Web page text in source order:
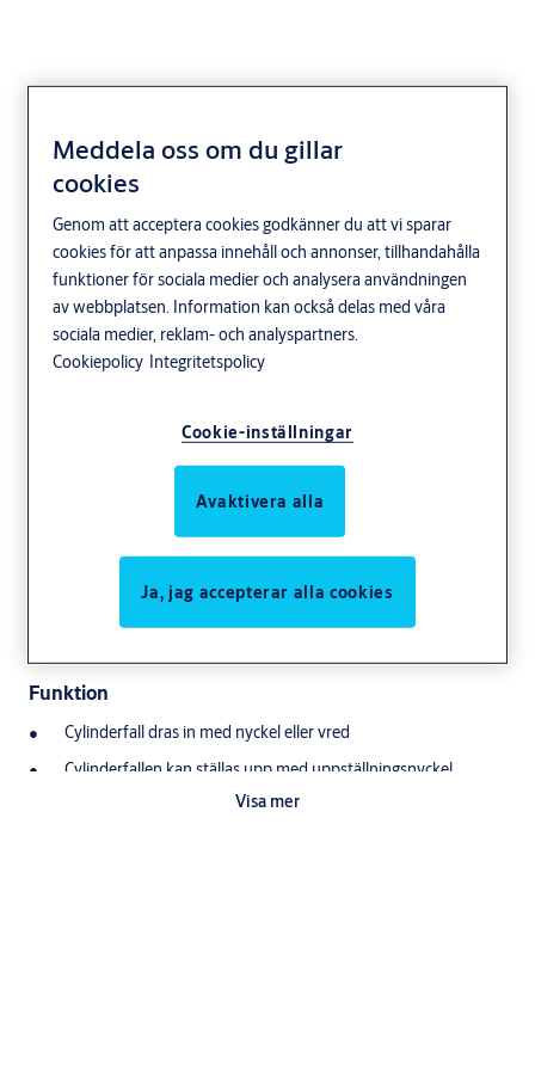
Låshus 585
Användningsområde
Låshus för entrédörrar och portar inom utbytesmarknaden (ROT)
där modullås ej kan fällas in.
Dorndjupsutförande 50 mm
Med cylinder- och förreglingsfall
Automatisk förregling av cylinderfall vid 14 mm utlåsning och
Uppställningsbar cylinderfall Kan kombineras med elslutbleck
Funktion
Cylinderfall dras in med nyckel eller vred
Cylinderfallen kan ställas upp med uppställningsnyckel
Visa mer
Meddela oss om du gillar
cookies
Genom att acceptera cookies godkänner du att vi sparar
cookies för att anpassa innehåll och annonser, tillhandahålla
funktioner för sociala medier och analysera användningen
av webbplatsen. Information kan också delas med våra
sociala medier, reklam- och analyspartners.
Cookiepolicy Integritetspolicy
Cookie-inställningar
Avaktivera alla
Ja, jag accepterar alla cookies